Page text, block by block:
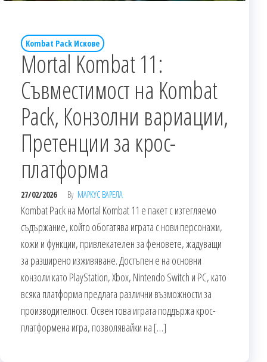
Kombat Pack Искове
Mortal Kombat 11:
Съвместимост на Kombat
Pack, Конзолни вариации,
Претенции за крос-
платформа
27/02/2026 By МАРКУС ВАРЕЛА
Kombat Pack на Mortal Kombat 11 е пакет с изтегляемо
съдържание, който обогатява играта с нови персонажи,
кожи и функции, привлекателен за феновете, жадуващи
за разширено изживяване. Достъпен е на основни
конзоли като PlayStation, Xbox, Nintendo Switch и PC, като
всяка платформа предлага различни възможности за
производителност. Освен това играта поддържа крос-
платформена игра, позволявайки на […]